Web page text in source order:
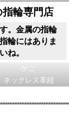
輪専門店
。金属の指輪
輪にはありま
ね。
かご
ネックレス革紐